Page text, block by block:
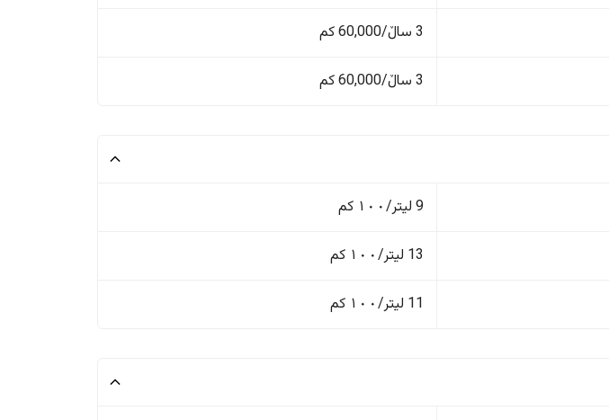
3 ساڵ/60,000 کم
3 ساڵ/60,000 کم
9 لیتر/١٠٠ کم
13 لیتر/١٠٠ کم
11 لیتر/١٠٠ کم